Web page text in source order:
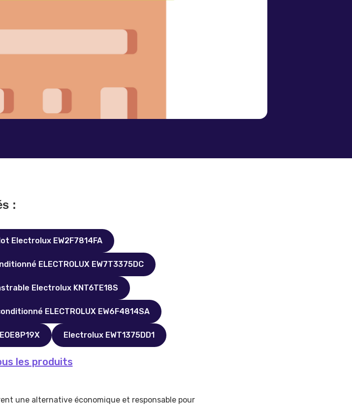
:
Electrolux EW2F7814FA
ELECTROLUX EW7T3375DC
Electrolux KNT6TE18S
ELECTROLUX EW6F4814SA
Electrolux EWT1375DD1
les produits
une alternative économique et responsable pour